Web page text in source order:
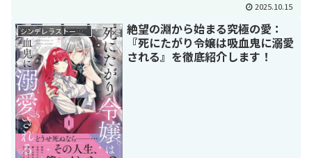
2025.10.15
シンデレラストーリー
絶望の淵から始まる究極の愛：
『死にたがり令嬢は吸血鬼に溺愛
される』を徹底紹介します！